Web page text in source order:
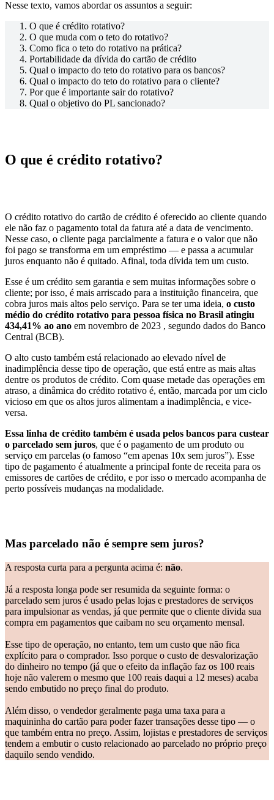
Nesse texto, vamos abordar os assuntos a seguir:
O que é crédito rotativo?
O que muda com o teto do rotativo?
Como fica o teto do rotativo na prática?
Portabilidade da dívida do cartão de crédito
Qual o impacto do teto do rotativo para os bancos?
Qual o impacto do teto do rotativo para o cliente?
Por que é importante sair do rotativo?
Qual o objetivo do PL sancionado?
O que é crédito rotativo?
O crédito rotativo do cartão de crédito é oferecido ao cliente quando
ele não faz o pagamento total da fatura até a data de vencimento.
Nesse caso, o cliente paga parcialmente a fatura e o valor que não
foi pago se transforma em um empréstimo — e passa a acumular
juros enquanto não é quitado. Afinal, toda dívida tem um custo.
Esse é um crédito sem garantia e sem muitas informações sobre o
cliente; por isso, é mais arriscado para a instituição financeira, que
cobra juros mais altos pelo serviço. Para se ter uma ideia, o custo
médio do crédito rotativo para pessoa física no Brasil atingiu
434,41% ao ano em novembro de 2023 , segundo dados do Banco
Central (BCB).
O alto custo também está relacionado ao elevado nível de
inadimplência desse tipo de operação, que está entre as mais altas
dentre os produtos de crédito. Com quase metade das operações em
atraso, a dinâmica do crédito rotativo é, então, marcada por um ciclo
vicioso em que os altos juros alimentam a inadimplência, e vice-
versa.
Essa linha de crédito também é usada pelos bancos para custear
o parcelado sem juros, que é o pagamento de um produto ou
serviço em parcelas (o famoso “em apenas 10x sem juros”). Esse
tipo de pagamento é atualmente a principal fonte de receita para os
emissores de cartões de crédito, e por isso o mercado acompanha de
perto possíveis mudanças na modalidade.
Mas parcelado não é sempre sem juros?
A resposta curta para a pergunta acima é: não.
Já a resposta longa pode ser resumida da seguinte forma: o
parcelado sem juros é usado pelas lojas e prestadores de serviços
para impulsionar as vendas, já que permite que o cliente divida sua
compra em pagamentos que caibam no seu orçamento mensal.
Esse tipo de operação, no entanto, tem um custo que não fica
explícito para o comprador. Isso porque o custo de desvalorização
do dinheiro no tempo (já que o efeito da inflação faz os 100 reais
hoje não valerem o mesmo que 100 reais daqui a 12 meses) acaba
sendo embutido no preço final do produto.
Além disso, o vendedor geralmente paga uma taxa para a
maquininha do cartão para poder fazer transações desse tipo — o
que também entra no preço. Assim, lojistas e prestadores de serviços
tendem a embutir o custo relacionado ao parcelado no próprio preço
daquilo sendo vendido.